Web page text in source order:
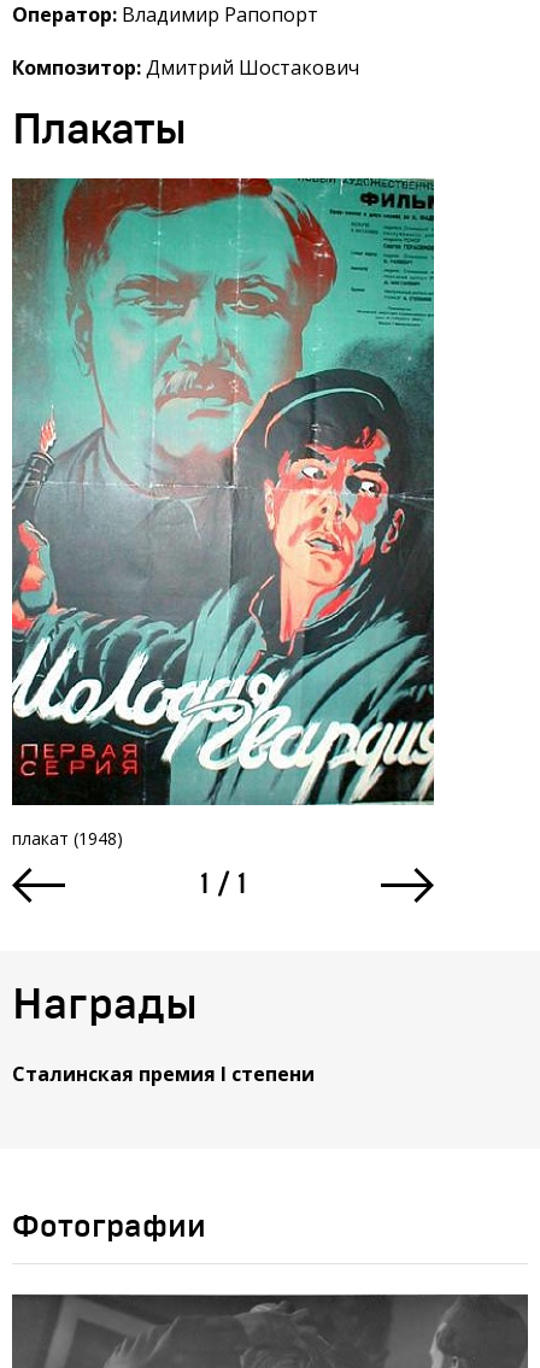
Оператор: Владимир Рапопорт
Композитор:Дмитрий Шостакович
Плакаты
плакат (1948)
1 / 1
Награды
Сталинская премия I степени
Фотографии